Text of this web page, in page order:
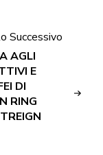
Successivo
AGLI
E
DI
RING